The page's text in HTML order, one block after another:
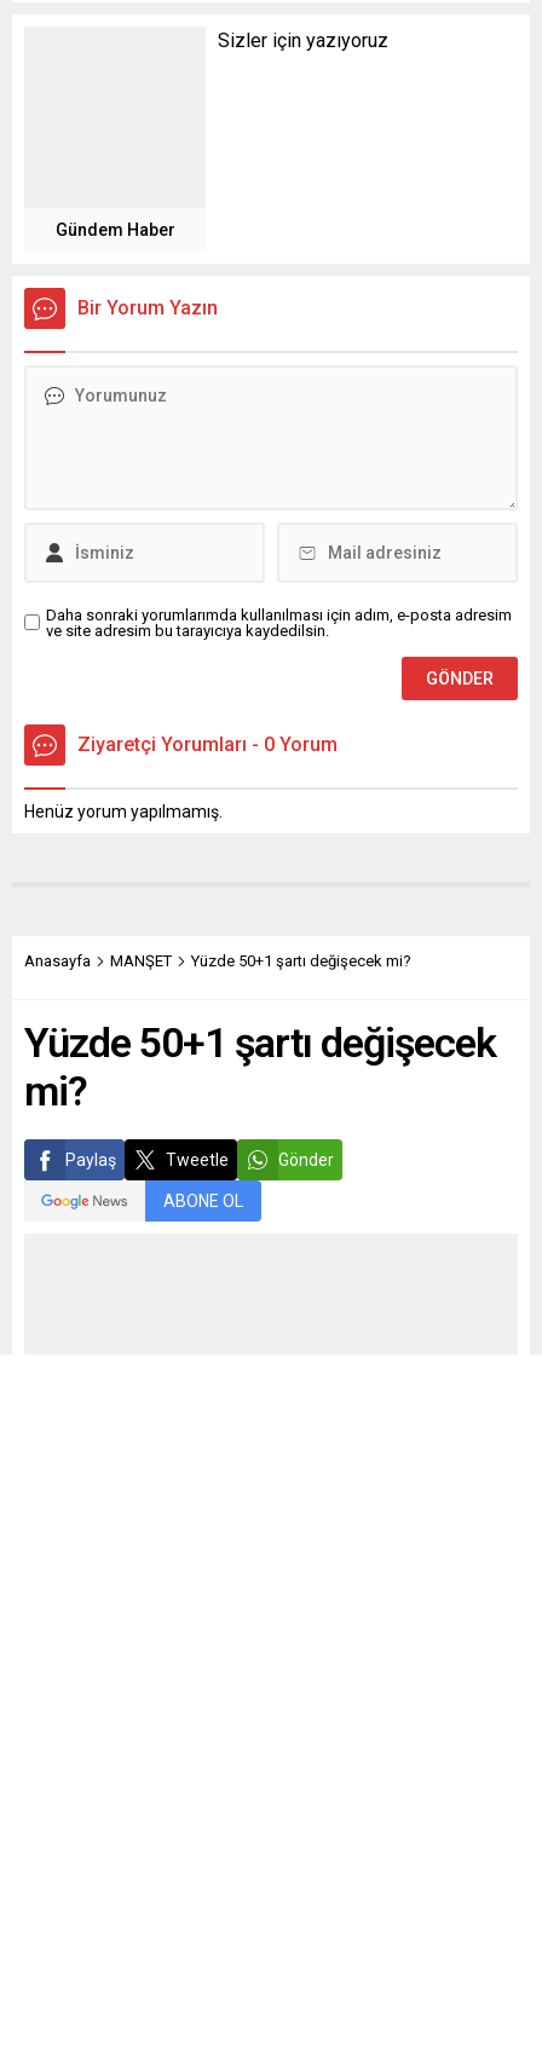
Gündem Haber
Sizler için yazıyoruz
Bir Yorum Yazın
Daha sonraki yorumlarımda kullanılması için adım, e-posta adresim
ve site adresim bu tarayıcıya kaydedilsin.
Ziyaretçi Yorumları - 0 Yorum
Henüz yorum yapılmamış.
Anasayfa MANŞET Yüzde 50+1 şartı değişecek mi?
Yüzde 50+1 şartı değişecek
mi?
Paylaş Tweetle Gönder
ABONE OL